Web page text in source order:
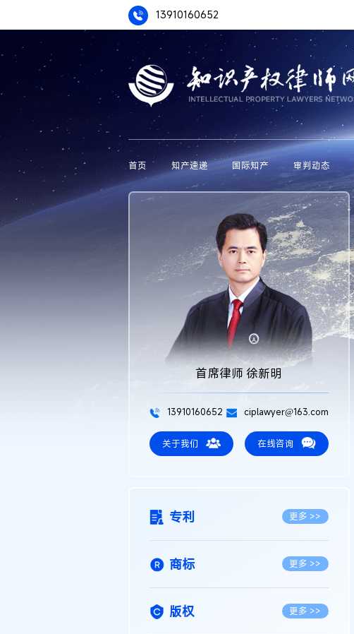
13910160652
首页 知产速递 国际知产 审判动态
首席律师 徐新明
13910160652 ciplawyer@163.com
关于我们 在线咨询
专利 更多 >>
商标 更多 >>
版权 更多 >>